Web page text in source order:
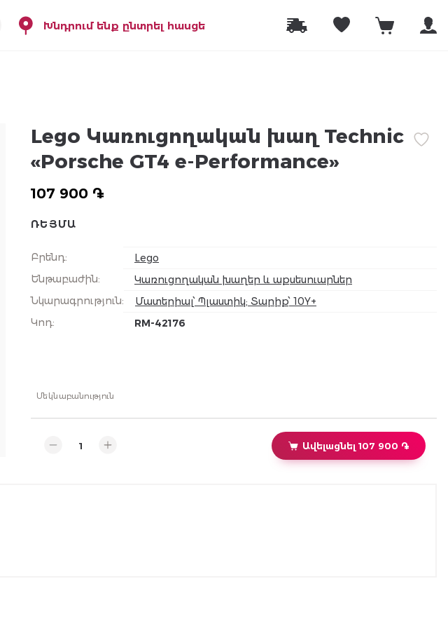
Խնդրում ենք ընտրել հասցե
Lego Կառուցողական խաղ Technic
«Porsche GT4 e-Performance»
107 900 ֏
ՌԵՅՄԱ
Բրենդ:
Lego
Ենթաբաժին:
Կառուցողական խաղեր և աքսեսուարներ
Նկարագրություն:
Մատերիալ՝ Պլաստիկ; Տարիք՝ 10Y+
Կոդ: RM-42176
Մեկնաբանություն
Ավելացնել 107 900 ֏